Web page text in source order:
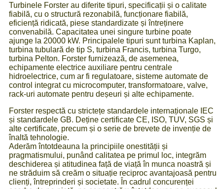
Turbinele Forster au diferite tipuri, specificații și o calitate
fiabilă, cu o structură rezonabilă, funcționare fiabilă,
eficiență ridicată, piese standardizate și întreținere
convenabilă. Capacitatea unei singure turbine poate
ajunge la 20000 kW. Principalele tipuri sunt turbina Kaplan,
turbina tubulară de tip S, turbina Francis, turbina Turgo,
turbina Pelton. Forster furnizează, de asemenea,
echipamente electrice auxiliare pentru centrale
hidroelectrice, cum ar fi regulatoare, sisteme automate de
control integrat cu microcomputer, transformatoare, valve,
rack-uri automate pentru deșeuri și alte echipamente.
Forster respectă cu strictețe standardele internaționale IEC
și standardele GB. Deține certificate CE, ISO, TUV, SGS și
alte certificate, precum și o serie de brevete de invenție de
înaltă tehnologie.
Aderăm întotdeauna la principiile onestității și
pragmatismului, punând calitatea pe primul loc, integrăm
deschiderea și atitudinea față de viață în munca noastră și
ne străduim să creăm o situație reciproc avantajoasă pentru
clienți, întreprinderi și societate. În cadrul concurenței